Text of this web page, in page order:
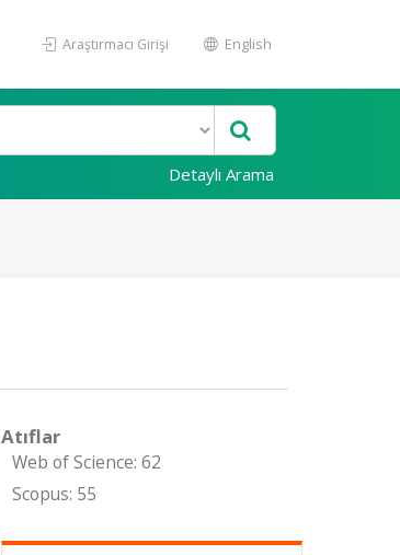
Araştırmacı Girişi English
Detaylı Arama
Atıflar
Web of Science: 62
Scopus: 55